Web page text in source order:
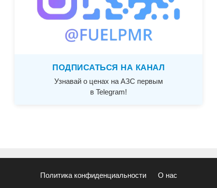
ПОДПИСАТЬСЯ НА КАНАЛ
Узнавай о ценах на АЗС первым
в Telegram!
Политика конфиденциальности О нас